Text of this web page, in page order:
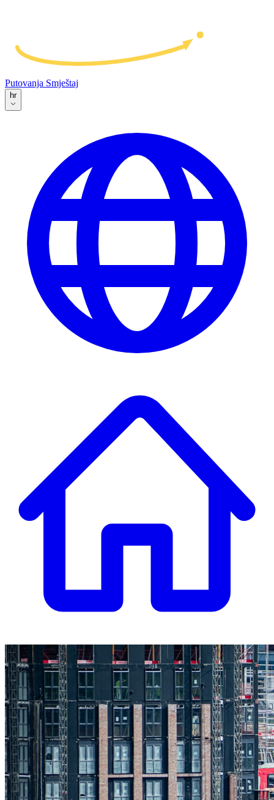
Putovanja Smještaj
hr